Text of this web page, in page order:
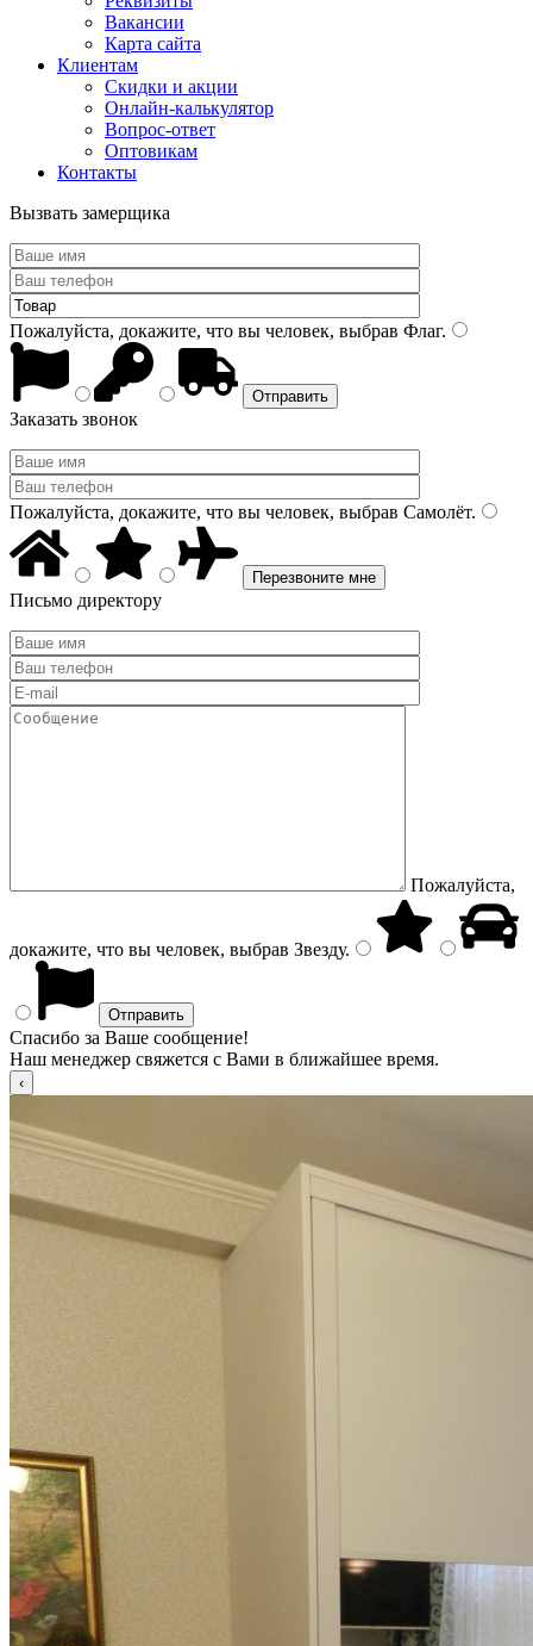
Вакансии
Карта сайта
Клиентам
Скидки и акции
Онлайн-калькулятор
Вопрос-ответ
Оптовикам
Контакты
Вызвать замерщика
Пожалуйста, докажите, что вы человек, выбрав Флаг.
Заказать звонок
Пожалуйста, докажите, что вы человек, выбрав Самолёт.
Письмо директору
Пожалуйста,
докажите, что вы человек, выбрав Звезду.
Спасибо за Ваше сообщение!
Наш менеджер свяжется с Вами в ближайшее время.